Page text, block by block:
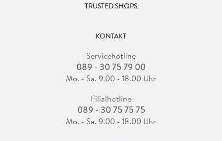
TRUSTED SHOPS
KONTAKT
Servicehotline
089 - 30 75 79 00
Mo. - Sa. 9.00 - 18.00 Uhr
Filialhotline
089 - 30 75 75 75
Mo. - Sa. 9.00 - 18.00 Uhr